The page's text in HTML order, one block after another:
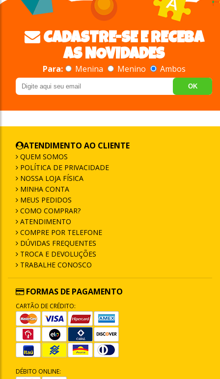
CADASTRE-SE E RECEBA
AS NOVIDADES
Para: Menina Menino Ambos
OK
ATENDIMENTO AO CLIENTE
QUEM SOMOS
POLÍTICA DE PRIVACIDADE
NOSSA LOJA FÍSICA
MINHA CONTA
MEUS PEDIDOS
COMO COMPRAR?
ATENDIMENTO
COMPRE POR TELEFONE
DÚVIDAS FREQUENTES
TROCA E DEVOLUÇÕES
TRABALHE CONOSCO
FORMAS DE PAGAMENTO
CARTÃO DE CRÉDITO:
DÉBITO ONLINE: